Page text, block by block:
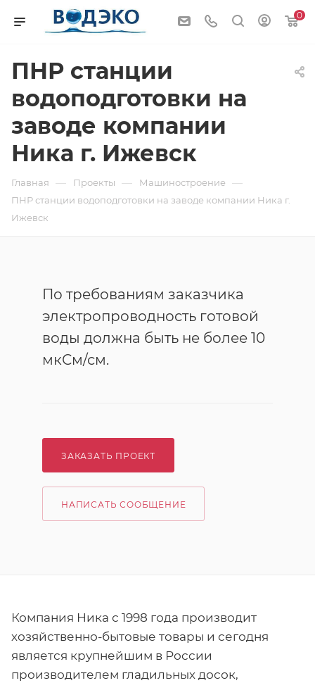
0
ПНР станции
водоподготовки на
заводе компании
Ника г. Ижевск
Главная — Проекты — Машиностроение —
ПНР станции водоподготовки на заводе компании Ника г.
Ижевск
По требованиям заказчика
электропроводность готовой
воды должна быть не более 10
мкСм/см.
ЗАКАЗАТЬ ПРОЕКТ
НАПИСАТЬ СООБЩЕНИЕ
Компания Ника с 1998 года производит
хозяйственно-бытовые товары и сегодня
является крупнейшим в России
производителем гладильных досок,